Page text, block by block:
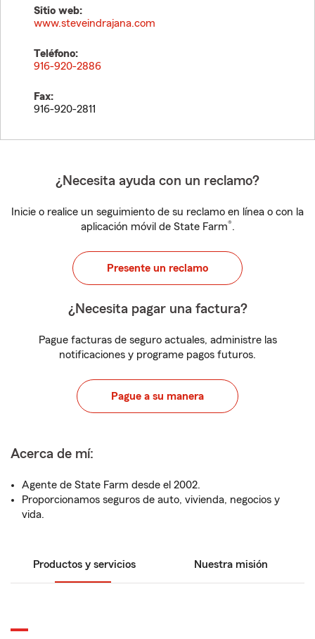
Sitio web:
www.steveindrajana.com
Teléfono:
916-920-2886
Fax:
916-920-2811
¿Necesita ayuda con un reclamo?
Inicie o realice un seguimiento de su reclamo en línea o con la
aplicación móvil de State Farm®.
Presente un reclamo
¿Necesita pagar una factura?
Pague facturas de seguro actuales, administre las
notificaciones y programe pagos futuros.
Pague a su manera
Acerca de mí:
Agente de State Farm desde el 2002.
Proporcionamos seguros de auto, vivienda, negocios y
vida.
Productos y servicios Nuestra misión